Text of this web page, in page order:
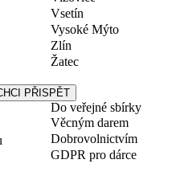
Vsetín
Vysoké Mýto
Zlín
Žatec
PŘISPĚT
Do veřejné sbírky
Věcným darem
Dobrovolnictvím
GDPR pro dárce